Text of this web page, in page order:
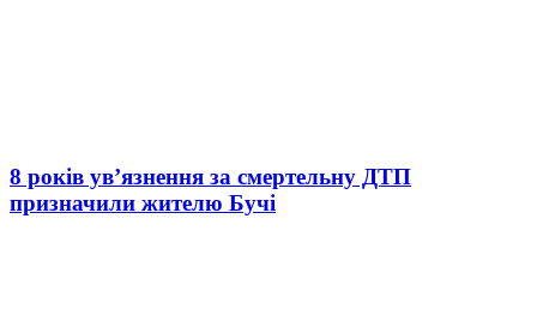
8 років ув’язнення за смертельну ДТП
призначили жителю Бучі